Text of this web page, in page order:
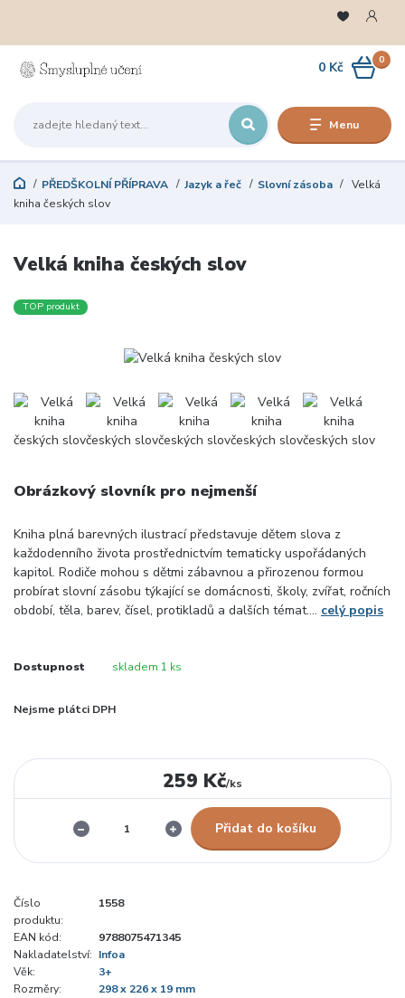
Menu
0
0 Kč
PŘEDŠKOLNÍ PŘÍPRAVA Jazyk a řeč Slovní zásoba
Velká
kniha českých slov
Velká kniha českých slov
TOP produkt
Obrázkový slovník pro nejmenší
Kniha plná barevných ilustrací představuje dětem slova z
každodenního života prostřednictvím tematicky uspořádaných
kapitol. Rodiče mohou s dětmi zábavnou a přirozenou formou
probírat slovní zásobu týkající se domácnosti, školy, zvířat, ročních
období, těla, barev, čísel, protikladů a dalších témat.... celý popis
Dostupnost skladem 1 ks
Nejsme plátci DPH
259 Kč/ks
Přidat do košíku
Číslo
produktu:
1558
EAN kód:
9788075471345
Nakladatelství: Infoa
Věk:
3+
Rozměry:
298 x 226 x 19 mm